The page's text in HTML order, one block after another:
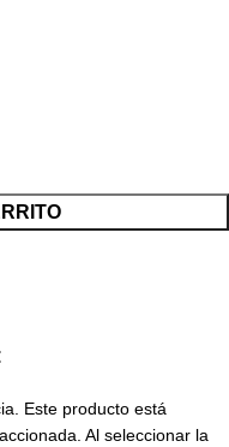
Este producto está
Al seleccionar la